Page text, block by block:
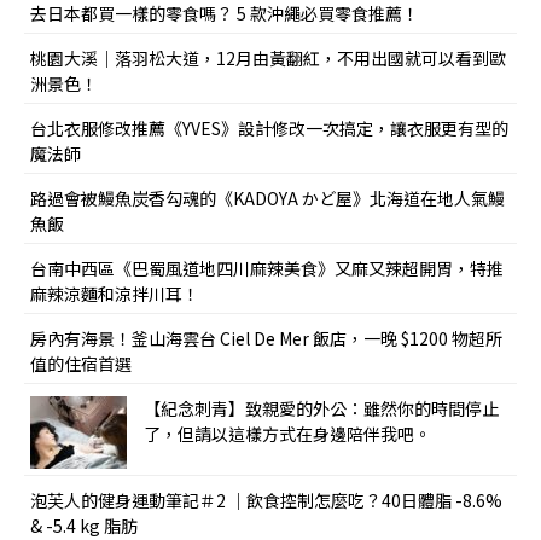
去日本都買一樣的零食嗎？ 5 款沖繩必買零食推薦！
桃園大溪｜落羽松大道，12月由黃翻紅，不用出國就可以看到歐
洲景色！
台北衣服修改推薦《YVES》設計修改一次搞定，讓衣服更有型的
魔法師
路過會被鰻魚炭香勾魂的《KADOYA かど屋》北海道在地人氣鰻
魚飯
台南中西區《巴蜀風道地四川麻辣美食》又麻又辣超開胃，特推
麻辣涼麵和涼拌川耳！
房內有海景！釜山海雲台 Ciel De Mer 飯店，一晚 $1200 物超所
值的住宿首選
【紀念刺青】致親愛的外公：雖然你的時間停止
了，但請以這樣方式在身邊陪伴我吧。
泡芙人的健身運動筆記＃2 ｜飲食控制怎麼吃？40日體脂 -8.6%
& -5.4 kg 脂肪